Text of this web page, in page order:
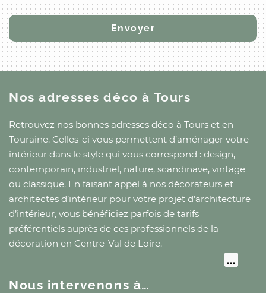
Nos adresses décoà Tours
Retrouvez nos bonnes adresses déco à Tours et en
Touraine. Celles-ci vous permettent d’aménager votre
intérieur dans le style qui vous correspond : design,
contemporain, industriel, nature, scandinave, vintage
ou classique. En faisant appel à nos décorateurs et
architectes d’intérieur pour votre projet d’architecture
d’intérieur, vous bénéficiez parfois de tarifs
préférentiels auprès de ces professionnels de la
décoration en Centre-Val de Loire.
Nous intervenons à…